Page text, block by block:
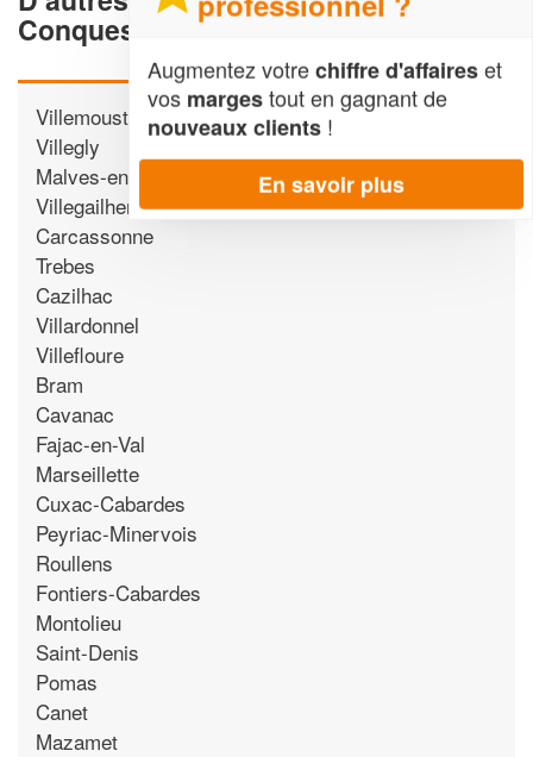
Conques-sur-Orbiel
Villemoustaussou
Villegly
Malves-en-Minervois
Villegailhenc
Carcassonne
Trebes
Cazilhac
Villardonnel
Villefloure
Bram
Cavanac
Fajac-en-Val
Marseillette
Cuxac-Cabardes
Peyriac-Minervois
Roullens
Fontiers-Cabardes
Montolieu
Saint-Denis
Pomas
Canet
Mazamet
Augmentez votrechiffre d'affaireset
vos margestout en gagnant de
nouveaux clients !
En savoir plus